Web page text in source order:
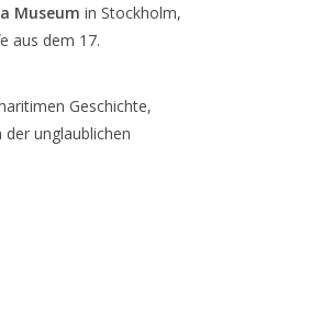
Museum in Stockholm,
aus dem 17.
Geschichte,
unglaublichen